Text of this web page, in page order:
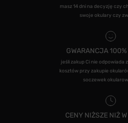
masz 14 dni na decyzję czy
swoje okulary czy
GWARANCJA 100%
jeśli zakup Ci nie odpowiada
kosztów przy zakupie
soczewek
CENY NIŻSZE NIŻ